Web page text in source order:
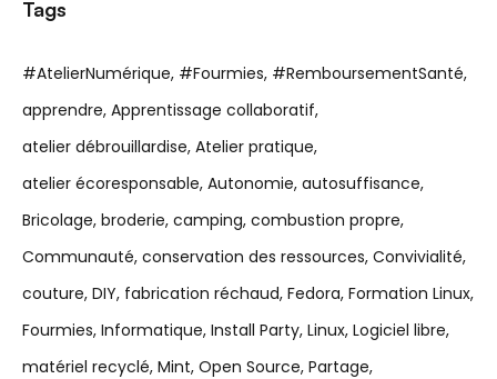
Tags
#AtelierNumérique #Fourmies #RemboursementSanté
apprendre Apprentissage collaboratif
atelier débrouillardise Atelier pratique
atelier écoresponsable Autonomie autosuffisance
Bricolage broderie camping combustion propre
Communauté conservation des ressources Convivialité
couture DIY fabrication réchaud Fedora Formation Linux
Fourmies Informatique Install Party Linux Logiciel libre
matériel recyclé Mint Open Source Partage